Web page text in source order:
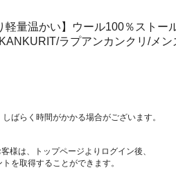
軽量温かい】ウール100％ストー
ラプアンカンクリ/メ
ばらく時間がかかる場合がございます。
様は、トップページよりログイン後、
を取得することができます。